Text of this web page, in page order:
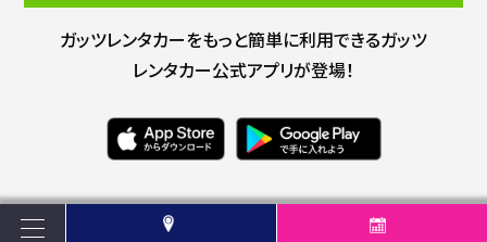
ガッツレンタカーをもっと簡単に利用できるガッツ
レンタカー公式アプリが登場！